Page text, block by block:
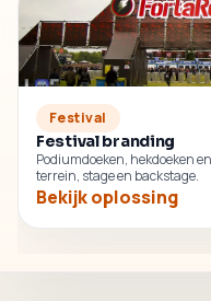
Festival
Festival branding
Podiumdoeken, hekdoeken
terrein, stage en backstage.
Bekijk oplossing